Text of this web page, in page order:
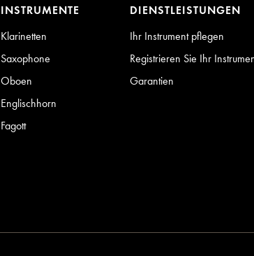
INSTRUMENTE
Klarinetten
Saxophone
Oboen
Englischhorn
Fagott
DIENSTLEISTUNGEN
Ihr Instrument pflegen
Registrieren Sie Ihr
Garantien